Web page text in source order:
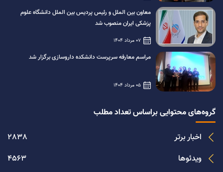
معاون بین الملل و رئیس پردیس بین الملل دانشگاه علوم
پزشکی ایران منصوب شد
07 مرداد 1404
مراسم معارفه سرپرست دانشکده داروسازی برگزار شد
05 مرداد 1404
گروه‌های محتوایی براساس تعداد مطلب
اخبار برتر
2838
ویدئوها
4563